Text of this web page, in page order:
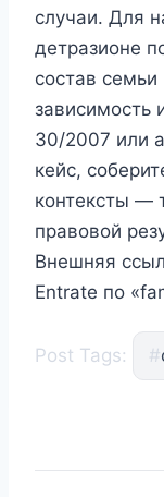
случаи. Для
детразионе
состав
зависимость
30/2007 или
кейс,
контексты —
правовой
Внешняя
Entrate по
Post Tags: #